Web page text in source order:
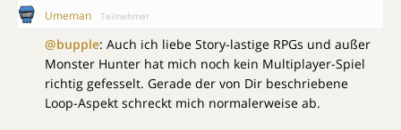
Umeman Teilnehmer
@bupple: Auch ich liebe Story-lastige RPGs und außer
Monster Hunter hat mich noch kein Multiplayer-Spiel
richtig gefesselt. Gerade der von Dir beschriebene
Loop-Aspekt schreckt mich normalerweise ab.